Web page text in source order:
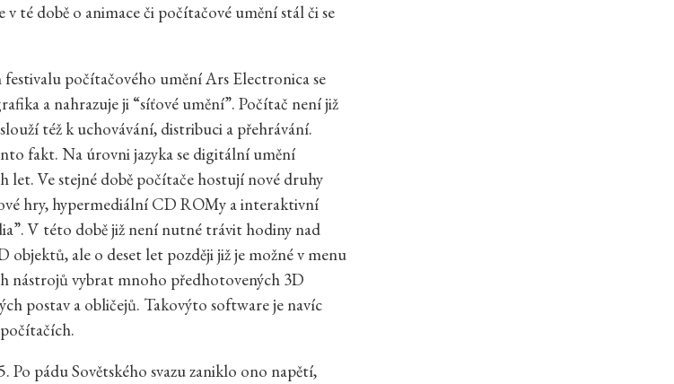
té době o animace či počítačové umění stál či se
počítačového umění Ars Electronica se
a nahrazuje ji “síťové umění”. Počítač není již
též k uchovávání, distribuci a přehrávání.
fakt. Na úrovni jazyka se digitální umění
let. Ve stejné době počítače hostují nové druhy
hry, hypermediální CD ROMy a interaktivní
V této době již není nutné trávit hodiny nad
ale o deset let později již je možné v menu
nástrojů vybrat mnoho předhotovených 3D
postav a obličejů. Takovýto software je navíc
pádu Sovětského svazu zaniklo ono napětí,